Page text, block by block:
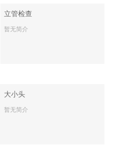
立管检查
暂无简介
大小头
暂无简介